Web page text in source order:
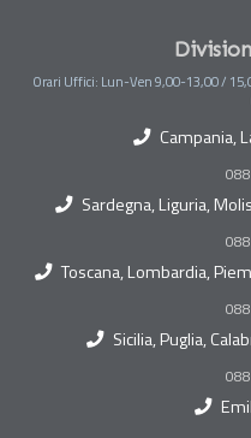
Orari Uffici: Lun-Ven 9,00-13,00 /
Campania,
Sardegna, Liguria,
Toscana, Lombardia,
Sicilia, Puglia,